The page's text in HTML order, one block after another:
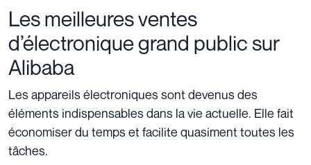
Les meilleures ventes
d’électronique grand public sur
Alibaba
Les appareils électroniques sont devenus des
éléments indispensables dans la vie actuelle. Elle fait
économiser du temps et facilite quasiment toutes les
tâches.